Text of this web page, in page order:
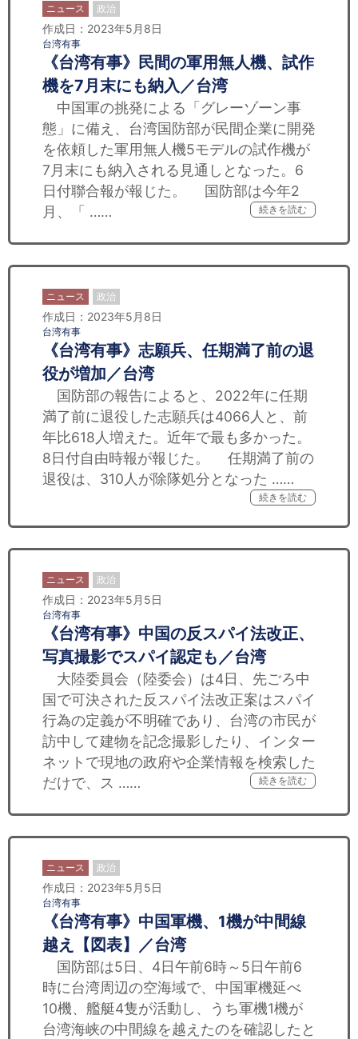
ニュース 政治
作成日：2023年5月8日
台湾有事
《台湾有事》民間の軍用無人機、試作
機を7月末にも納入／台湾
中国軍の挑発による「グレーゾーン事
態」に備え、台湾国防部が民間企業に開発
を依頼した軍用無人機5モデルの試作機が
7月末にも納入される見通しとなった。6
日付聯合報が報じた。 国防部は今年2
月、「 ……
続きを読む
ニュース 政治
作成日：2023年5月8日
台湾有事
《台湾有事》志願兵、任期満了前の退
役が増加／台湾
国防部の報告によると、2022年に任期
満了前に退役した志願兵は4066人と、前
年比618人増えた。近年で最も多かった。
8日付自由時報が報じた。 任期満了前の
退役は、310人が除隊処分となった ……
続きを読む
ニュース 政治
作成日：2023年5月5日
台湾有事
《台湾有事》中国の反スパイ法改正、
写真撮影でスパイ認定も／台湾
大陸委員会（陸委会）は4日、先ごろ中
国で可決された反スパイ法改正案はスパイ
行為の定義が不明確であり、台湾の市民が
訪中して建物を記念撮影したり、インター
ネットで現地の政府や企業情報を検索した
だけで、ス ……
続きを読む
ニュース 政治
作成日：2023年5月5日
台湾有事
《台湾有事》中国軍機、1機が中間線
越え【図表】／台湾
国防部は5日、4日午前6時～5日午前6
時に台湾周辺の空海域で、中国軍機延べ
10機、艦艇4隻が活動し、うち軍機1機が
台湾海峡の中間線を越えたのを確認したと